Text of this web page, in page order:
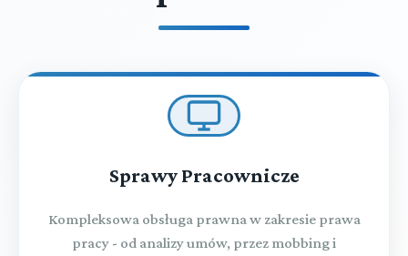
Sprawy Pracownicze
Kompleksowa obsługa prawna w zakresie prawa
pracy - od analizy umów, przez mobbing i